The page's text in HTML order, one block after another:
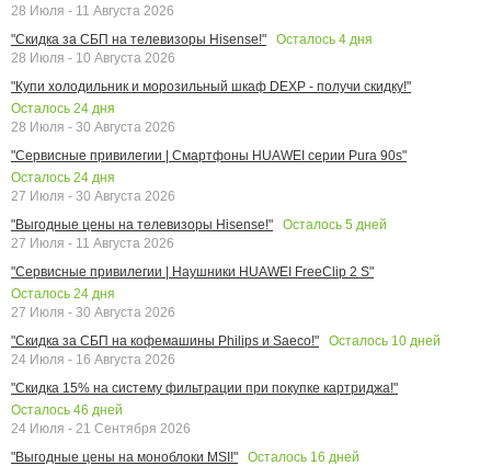
28 Июля - 11 Августа 2026
"Скидка за СБП на телевизоры Hisense!"
Осталось 4 дня
28 Июля - 10 Августа 2026
"Купи холодильник и морозильный шкаф DEXP - получи скидку!"
Осталось 24 дня
28 Июля - 30 Августа 2026
"Сервисные привилегии | Смартфоны HUAWEI серии Pura 90s"
Осталось 24 дня
27 Июля - 30 Августа 2026
"Выгодные цены на телевизоры Hisense!"
Осталось 5 дней
27 Июля - 11 Августа 2026
"Сервисные привилегии | Наушники HUAWEI FreeClip 2 S"
Осталось 24 дня
27 Июля - 30 Августа 2026
"Скидка за СБП на кофемашины Philips и Saeco!"
Осталось 10 дней
24 Июля - 16 Августа 2026
"Скидка 15% на систему фильтрации при покупке картриджа!"
Осталось 46 дней
24 Июля - 21 Сентября 2026
"Выгодные цены на моноблоки MSI!"
Осталось 16 дней